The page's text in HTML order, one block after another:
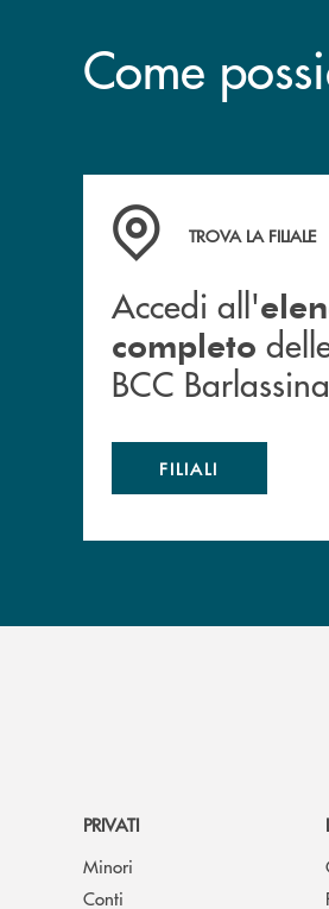
Come
Accedi all' elenco
TROVA LA FILIALE
Accedi all'
completo
BCC
FILIALI
PRIVATI
Minori
Conti